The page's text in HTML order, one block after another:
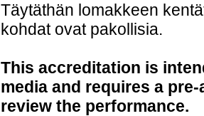
Täytäthän lomakkeen
kohdat ovat pakollisia.
This accreditation is
media and requires a
review the performance.